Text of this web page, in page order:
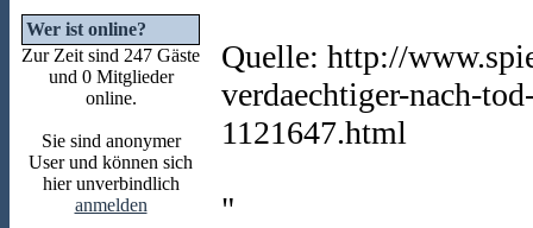
Wer ist online?
Zur Zeit sind 247 Gäste
und 0 Mitglieder
online.
Sie sind anonymer
User und können sich
hier unverbindlich
anmelden
Quelle: http://
verdaechtiger-nach-
1121647.html
"